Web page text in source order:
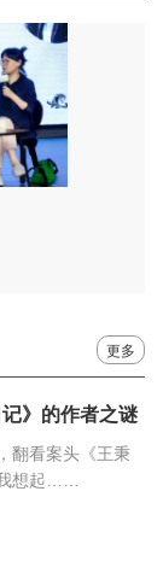
更多
》的作者之谜
翻看案头《王秉
想起……